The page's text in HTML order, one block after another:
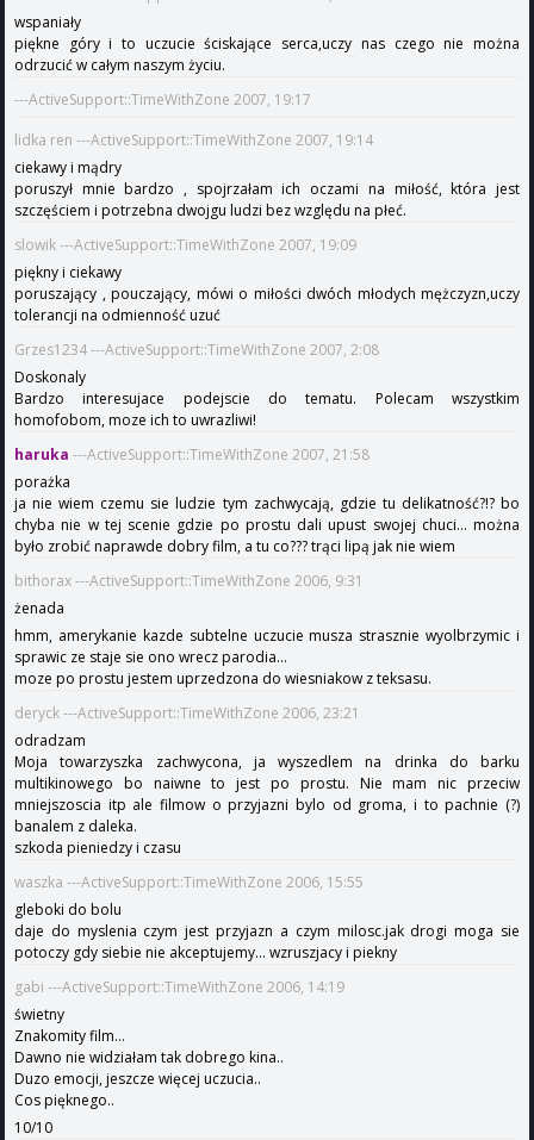
wspaniały
piękne góry i to uczucie ściskające serca,uczy nas czego nie można
odrzucić w całym naszym życiu.
---ActiveSupport::TimeWithZone 2007, 19:17
lidka ren ---ActiveSupport::TimeWithZone 2007, 19:14
ciekawy i mądry
poruszył mnie bardzo , spojrzałam ich oczami na miłość, która jest
szczęściem i potrzebna dwojgu ludzi bez względu na płeć.
slowik ---ActiveSupport::TimeWithZone 2007, 19:09
piękny i ciekawy
poruszający , pouczający, mówi o miłości dwóch młodych mężczyzn,uczy
tolerancji na odmienność uzuć
Grzes1234 ---ActiveSupport::TimeWithZone 2007, 2:08
Doskonaly
Bardzo interesujace podejscie do tematu. Polecam wszystkim
homofobom, moze ich to uwrazliwi!
haruka ---ActiveSupport::TimeWithZone 2007, 21:58
porażka
ja nie wiem czemu sie ludzie tym zachwycają, gdzie tu delikatność?!? bo
chyba nie w tej scenie gdzie po prostu dali upust swojej chuci... można
było zrobić naprawde dobry film, a tu co??? trąci lipą jak nie wiem
bithorax ---ActiveSupport::TimeWithZone 2006, 9:31
żenada
hmm, amerykanie kazde subtelne uczucie musza strasznie wyolbrzymic i
sprawic ze staje sie ono wrecz parodia...
moze po prostu jestem uprzedzona do wiesniakow z teksasu.
deryck ---ActiveSupport::TimeWithZone 2006, 23:21
odradzam
Moja towarzyszka zachwycona, ja wyszedlem na drinka do barku
multikinowego bo naiwne to jest po prostu. Nie mam nic przeciw
mniejszoscia itp ale filmow o przyjazni bylo od groma, i to pachnie (?)
banalem z daleka.
szkoda pieniedzy i czasu
waszka ---ActiveSupport::TimeWithZone 2006, 15:55
gleboki do bolu
daje do myslenia czym jest przyjazn a czym milosc.jak drogi moga sie
potoczy gdy siebie nie akceptujemy... wzruszjacy i piekny
gabi ---ActiveSupport::TimeWithZone 2006, 14:19
świetny
Znakomity film...
Dawno nie widziałam tak dobrego kina..
Duzo emocji, jeszcze więcej uczucia..
Cos pięknego..
10/10